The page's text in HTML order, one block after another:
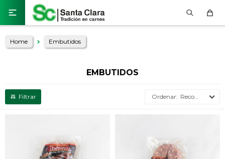

Home Embutidos
EMBUTIDOS
Recomendados